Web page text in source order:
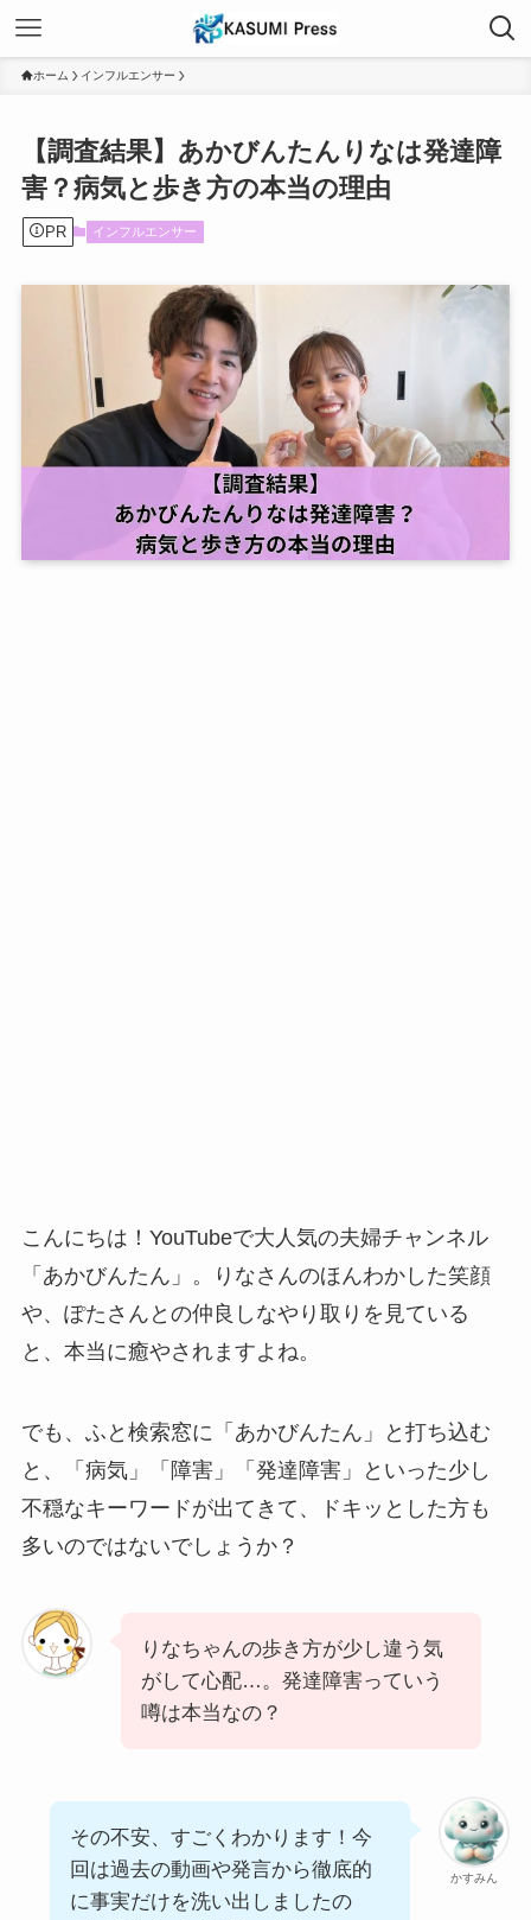
ホーム インフルエンサー
【調査結果】あかびんたんりなは発達障
害？病気と歩き方の本当の理由
PR インフルエンサー
こんにちは！YouTubeで大人気の夫婦チャンネル
「あかびんたん」。りなさんのほんわかした笑顔
や、ぽたさんとの仲良しなやり取りを見ている
と、本当に癒やされますよね。
でも、ふと検索窓に「あかびんたん」と打ち込む
と、「病気」「障害」「発達障害」といった少し
不穏なキーワードが出てきて、ドキッとした方も
多いのではないでしょうか？
りなちゃんの歩き方が少し違う気
がして心配…。発達障害っていう
噂は本当なの？
かすみん
その不安、すごくわかります！今
回は過去の動画や発言から徹底的
に事実だけを洗い出しましたの